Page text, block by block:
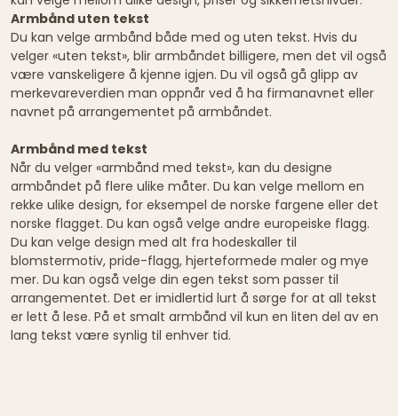
Armbånd uten tekst
Du kan velge armbånd både med og uten tekst. Hvis du
velger «uten tekst», blir armbåndet billigere, men det vil også
være vanskeligere å kjenne igjen. Du vil også gå glipp av
merkevareverdien man oppnår ved å ha firmanavnet eller
navnet på arrangementet på armbåndet.
Armbånd med tekst
Når du velger «armbånd med tekst», kan du designe
armbåndet på flere ulike måter. Du kan velge mellom en
rekke ulike design, for eksempel de norske fargene eller det
norske flagget. Du kan også velge andre europeiske flagg.
Du kan velge design med alt fra hodeskaller til
blomstermotiv, pride-flagg, hjerteformede maler og mye
mer. Du kan også velge din egen tekst som passer til
arrangementet. Det er imidlertid lurt å sørge for at all tekst
er lett å lese. På et smalt armbånd vil kun en liten del av en
lang tekst være synlig til enhver tid.